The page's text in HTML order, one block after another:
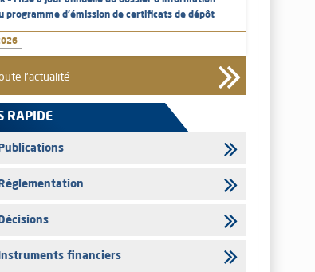
programme d'émission de certificats de dépôt
programme d'émission de certificats de dépôt
met sur son site internet les publications réalisées
en date du 5 août 2026
met sur son site internet les publications réalisées
en date du 4 août 2026
programme d'émission de certificats de dépôt
l'actualité
RAPIDE
Publications
Réglementation
Instruments financiers